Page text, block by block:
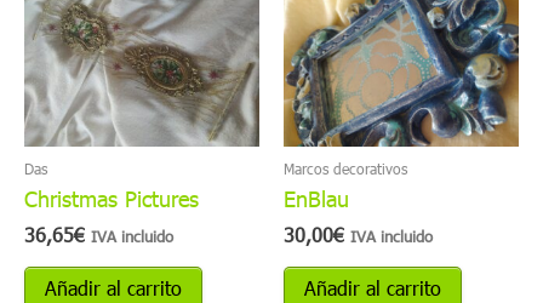
Das
Christmas Pictures
36,65€ IVA incluido
Añadir al carrito
Marcos decorativos
EnBlau
30,00€ IVA incluido
Añadir al carrito